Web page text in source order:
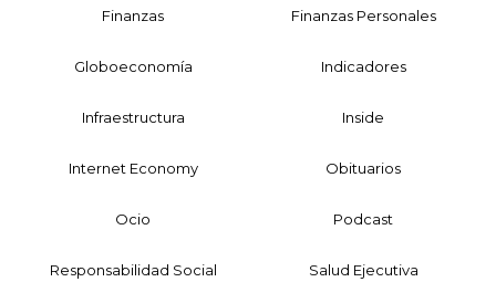
Finanzas Finanzas Personales
Globoeconomía Indicadores
Infraestructura Inside
Internet Economy Obituarios
Ocio Podcast
Responsabilidad Social Salud Ejecutiva